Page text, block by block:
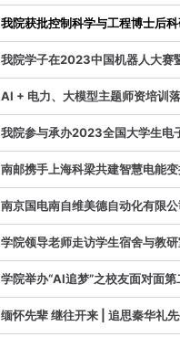
我院获批控制科学与工程博士后
我院学子在2023中国机器人大赛
AI + 电力、大模型主题师资培
我院参与承办2023全国大学生电
南邮携手上海科梁共建智慧电能
南京国电南自维美德自动化有限
学院领导老师走访学生宿舍与教
学院举办“AI追梦”之校友面对面
缅怀先辈 继往开来 | 追思秦华礼